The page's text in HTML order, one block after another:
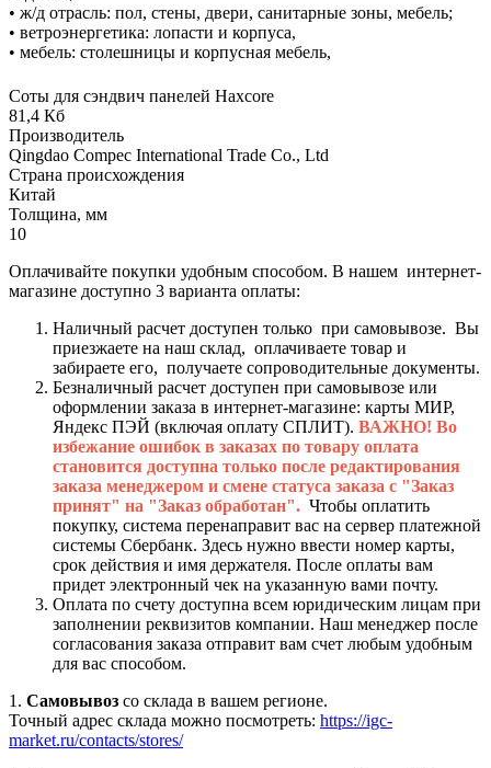
• ж/д отрасль: пол, стены, двери, санитарные зоны, мебель;
• ветроэнергетика: лопасти и корпуса,
• мебель: столешницы и корпусная мебель,
Соты для сэндвич панелей Haxcore
81,4 Кб
Производитель
Qingdao Compec International Trade Co., Ltd
Страна происхождения
Китай
Толщина, мм
10
Оплачивайте покупки удобным способом. В нашем интернет-
магазине доступно 3 варианта оплаты:
Наличный расчет доступен только при самовывозе. Вы
приезжаете на наш склад, оплачиваете товар и
забираете его, получаете сопроводительные документы.
Безналичный расчет доступен при самовывозе или
оформлении заказа в интернет-магазине: карты МИР,
Яндекс ПЭЙ (включая оплату СПЛИТ). ВАЖНО! Во
избежание ошибок в заказах по товару оплата
становится доступна только после редактирования
заказа менеджером и смене статуса заказа с "Заказ
принят" на "Заказ обработан". Чтобы оплатить
покупку, система перенаправит вас на сервер платежной
системы Сбербанк. Здесь нужно ввести номер карты,
срок действия и имя держателя. После оплаты вам
придет электронный чек на указанную вами почту.
Оплата по счету доступна всем юридическим лицам при
заполнении реквизитов компании. Наш менеджер после
согласования заказа отправит вам счет любым удобным
для вас способом.
1. Самовывоз со склада в вашем регионе.
Точный адрес склада можно посмотреть: https://igc-
market.ru/contacts/stores/